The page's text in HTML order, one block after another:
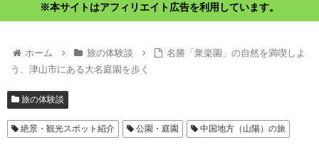
※本サイトはアフィリエイト広告を利用しています。
ホーム 旅の体験談
名勝「衆楽園」の自然を満喫しよ
う、津山市にある大名庭園を歩く
旅の体験談
絶景・観光スポット紹介 公園・庭園 中国地方（山陽）の旅